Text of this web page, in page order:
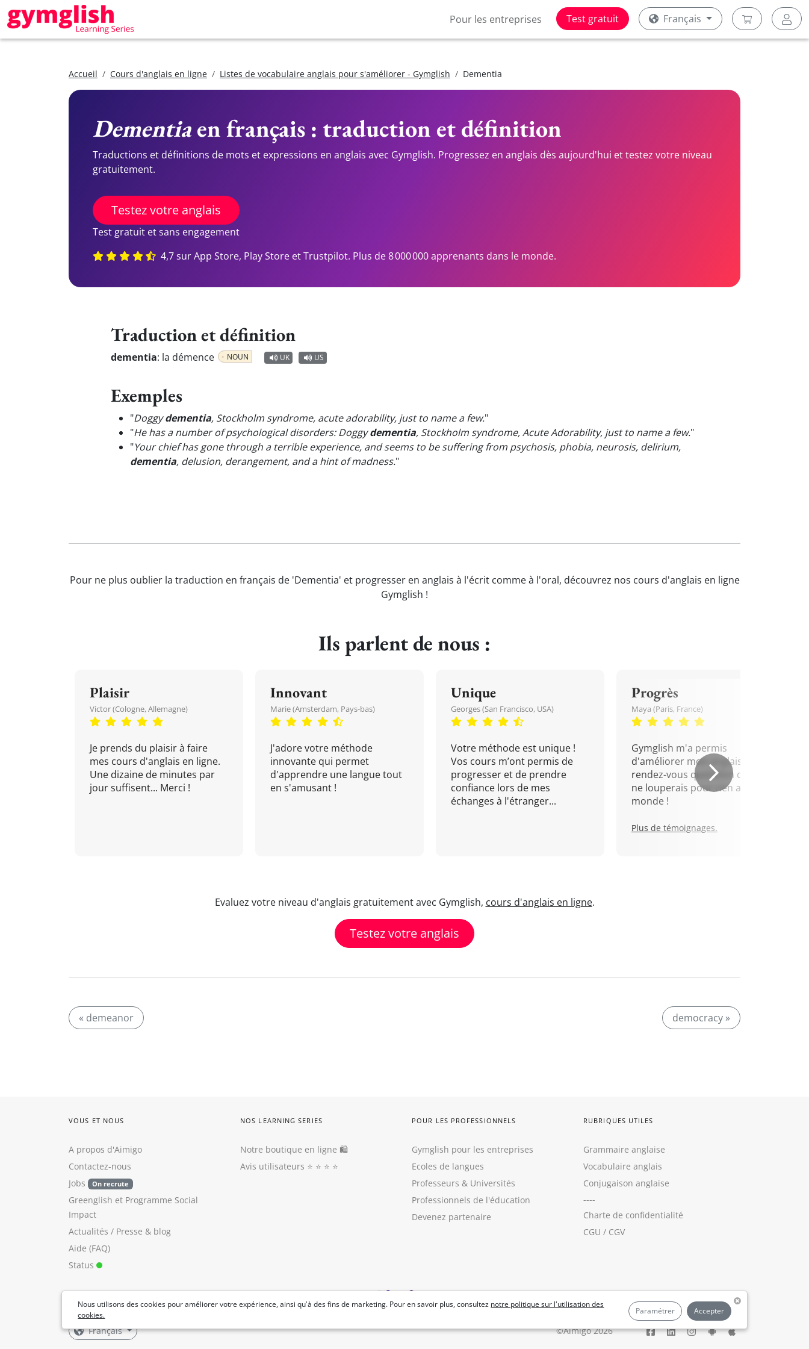
Pour les entreprises Test gratuit Français
Accueil Cours d'anglais en ligne Listes de vocabulaire anglais pour s'améliorer - Gymglish Dementia
Dementiaen français : traduction et définition
Traductions et définitions de mots et expressions en anglais avec Gymglish. Progressez en anglais dès aujourd'hui et testez votre niveau
gratuitement.
Testez votre anglais
Test gratuit et sans engagement
4,7 sur App Store, Play Store et Trustpilot. Plus de 8 000 000 apprenants dans le monde.
Traduction et définition
dementia: la démence NOUN UK US
Exemples
"Doggydementia, Stockholm syndrome, acute adorability, just to name a few."
"He has a number of psychological disorders: Doggydementia, Stockholm syndrome, Acute Adorability, just to name a few."
"Your chief has gone through a terrible experience, and seems to be suffering from psychosis, phobia, neurosis, delirium,
dementia, delusion, derangement, and a hint of madness."
Pour ne plus oublier la traduction en français de 'Dementia' et progresser en anglais à l'écrit comme à l'oral, découvrez nos cours d'anglais en ligne
Gymglish !
Ils parlent de nous :
Plaisir
Victor (Cologne, Allemagne)
Je prends du plaisir à faire
mes cours d'anglais en ligne.
Une dizaine de minutes par
jour suffisent... Merci !
Innovant
Marie (Amsterdam, Pays-bas)
J'adore votre méthode
innovante qui permet
d'apprendre une langue tout
en s'amusant !
Unique
Georges (San Francisco, USA)
Votre méthode est unique !
Vos cours m’ont permis de
progresser et de prendre
confiance lors de mes
échanges à l'étranger...
Progrès
Maya (Paris, France)
Gymglish m'a permis
d'améliorer mon anglais. Un
rendez-vous quotidien que je
ne louperais pour rien au
monde !
Plus de témoignages.
Evaluez votre niveau d'anglais gratuitement avec Gymglish, cours d'anglais en ligne.
Testez votre anglais
« demeanor democracy »
Nous utilisons des cookies pour améliorer votre expérience, ainsi qu'à des fins de marketing. Pour en savoir plus, consultez notre politique sur l'utilisation des
cookies.
Paramétrer Accepter
VOUS ET NOUS
A propos d'Aimigo
Contactez-nous
Jobs
On recrute
Greenglish et Programme Social
Impact
Actualités / Presse & blog
Aide (FAQ)
Status
NOS LEARNING SERIES
Notre boutique en ligne 🛍
Avis utilisateurs ⭐️ ⭐️ ⭐️ ⭐️
POUR LES PROFESSIONNELS
Gymglish pour les entreprises
Ecoles de langues
Professeurs & Universités
Professionnels de l'éducation
Devenez partenaire
RUBRIQUES UTILES
Grammaire anglaise
Vocabulaire anglais
Conjugaison anglaise
----
Charte de confidentialité
CGU / CGV
Français ©Aimigo 2026